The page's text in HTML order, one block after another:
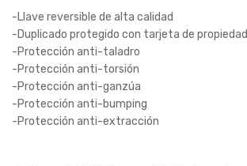
-Llave reversible de alta calidad
-Duplicado protegido con tarjeta de propiedad
-Protección anti-taladro
-Protección anti-torsión
-Protección anti-ganzúa
-Protección anti-bumping
-Protección anti-extracción